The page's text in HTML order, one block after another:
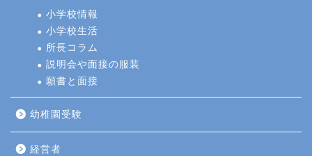
小学校情報
小学校生活
所長コラム
説明会や面接の服装
願書と面接
幼稚園受験
経営者